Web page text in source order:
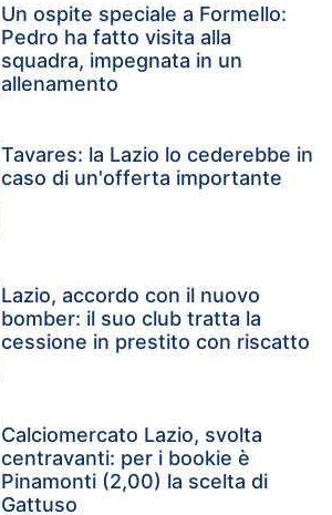
Un ospite speciale a Formello:
Pedro ha fatto visita alla
squadra, impegnata in un
allenamento
Tavares: la Lazio lo cederebbe in
caso di un'offerta importante
Lazio, accordo con il nuovo
bomber: il suo club tratta la
cessione in prestito con riscatto
Calciomercato Lazio, svolta
centravanti: per i bookie è
Pinamonti (2,00) la scelta di
Gattuso